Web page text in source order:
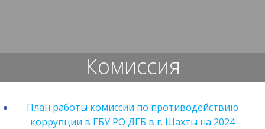
Комиссия
План работы комиссии по противодействию
коррупции в ГБУ РО ДГБ в г. Шахты на 2024